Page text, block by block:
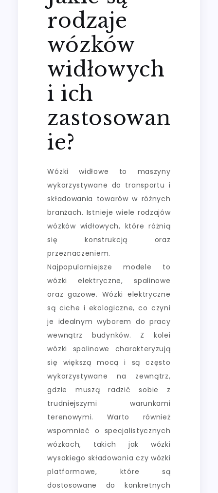
rodzaje
wózków
widłowych
i ich
zastosowan
ie?
Wózki widłowe to maszyny
wykorzystywane do transportu i
składowania towarów w różnych
branżach. Istnieje wiele rodzajów
wózków widłowych, które różnią
się konstrukcją oraz
przeznaczeniem.
Najpopularniejsze modele to
wózki elektryczne, spalinowe
oraz gazowe. Wózki elektryczne
są ciche i ekologiczne, co czyni
je idealnym wyborem do pracy
wewnątrz budynków. Z kolei
wózki spalinowe charakteryzują
się większą mocą i są często
wykorzystywane na zewnątrz,
gdzie muszą radzić sobie z
trudniejszymi warunkami
terenowymi. Warto również
wspomnieć o specjalistycznych
wózkach, takich jak wózki
wysokiego składowania czy wózki
platformowe, które są
dostosowane do konkretnych